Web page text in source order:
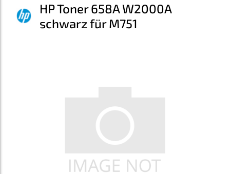
HP Toner 658A W2000A
schwarz für M751